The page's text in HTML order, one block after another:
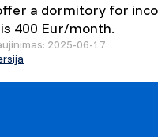
a dormitory for
400 Eur/month.
2025-06-17